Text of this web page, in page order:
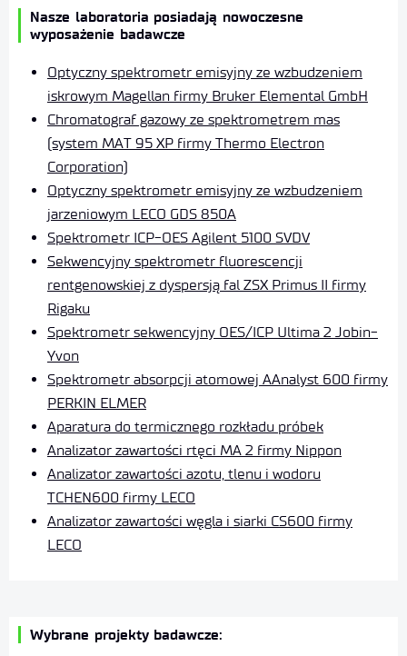
Nasze laboratoria posiadają nowoczesne
wyposażenie badawcze
Optyczny spektrometr emisyjny ze wzbudzeniem
iskrowym Magellan firmy Bruker Elemental GmbH
Chromatograf gazowy ze spektrometrem mas
(system MAT 95 XP firmy Thermo Electron
Corporation)
Optyczny spektrometr emisyjny ze wzbudzeniem
jarzeniowym LECO GDS 850A
Spektrometr ICP-OES Agilent 5100 SVDV
Sekwencyjny spektrometr fluorescencji
rentgenowskiej z dyspersją fal ZSX Primus II firmy
Rigaku
Spektrometr sekwencyjny OES/ICP Ultima 2 Jobin-
Yvon
Spektrometr absorpcji atomowej AAnalyst 600 firmy
PERKIN ELMER
Aparatura do termicznego rozkładu próbek
Analizator zawartości rtęci MA 2 firmy Nippon
Analizator zawartości azotu, tlenu i wodoru
TCHEN600 firmy LECO
Analizator zawartości węgla i siarki CS600 firmy
LECO
Wybrane projekty badawcze: